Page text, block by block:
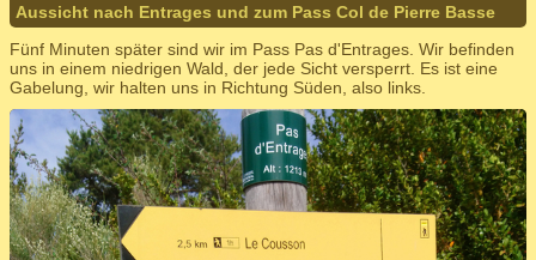
Aussicht nach Entrages und zum Pass Col de Pierre Basse
Fünf Minuten später sind wir im Pass Pas d'Entrages. Wir befinden
uns in einem niedrigen Wald, der jede Sicht versperrt. Es ist eine
Gabelung, wir halten uns in Richtung Süden, also links.